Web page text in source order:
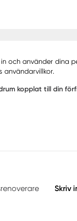
och använder dina
användarvillkor.
kopplat till din
Skriv